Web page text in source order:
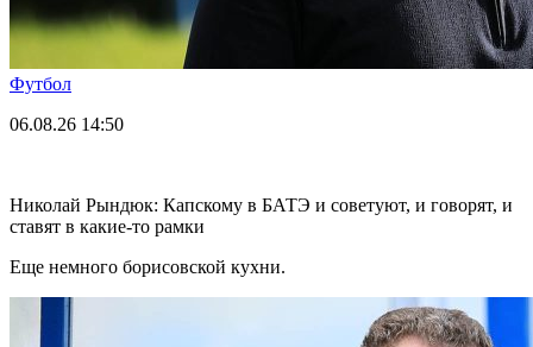
Футбол
06.08.26 14:50
Николай Рындюк: Капскому в БАТЭ и советуют, и говорят, и
ставят в какие-то рамки
Еще немного борисовской кухни.